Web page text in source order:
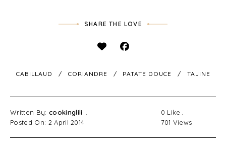
SHARE THE LOVE
CABILLAUD CORIANDRE PATATE DOUCE TAJINE
Written By: cookinglili
Posted On: 2 April 2014
0 Like
701 Views